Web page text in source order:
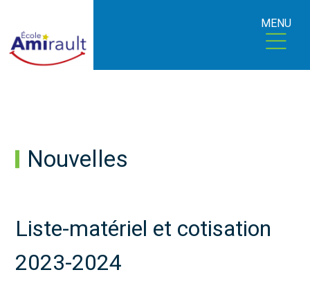
MENU
Nouvelles
Liste-matériel et cotisation
2023-2024